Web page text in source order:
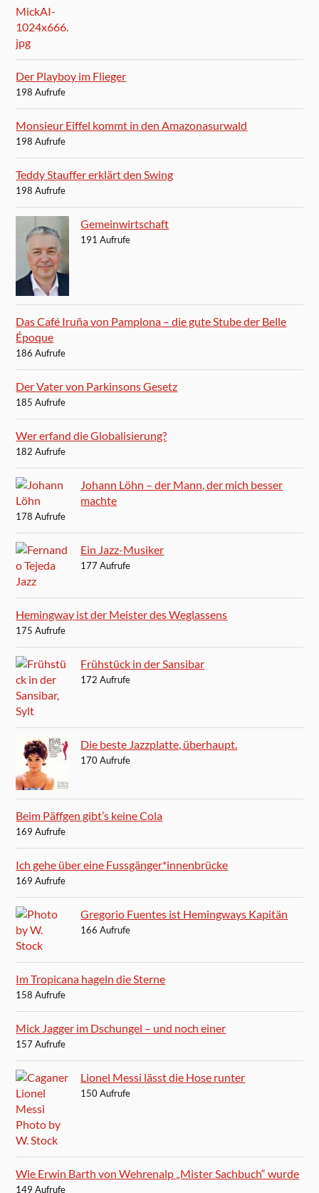
Der Playboy im Flieger
198 Aufrufe
Monsieur Eiffel kommt in den Amazonasurwald
198 Aufrufe
Teddy Stauffer erklärt den Swing
198 Aufrufe
Gemeinwirtschaft
191 Aufrufe
Das Café Iruña von Pamplona – die gute Stube der Belle
Époque
186 Aufrufe
Der Vater von Parkinsons Gesetz
185 Aufrufe
Wer erfand die Globalisierung?
182 Aufrufe
Johann Löhn – der Mann, der mich besser
machte
178 Aufrufe
Ein Jazz-Musiker
177 Aufrufe
Hemingway ist der Meister des Weglassens
175 Aufrufe
Frühstück in der Sansibar
172 Aufrufe
Die beste Jazzplatte, überhaupt.
170 Aufrufe
Beim Päffgen gibt’s keine Cola
169 Aufrufe
Ich gehe über eine Fussgänger*innenbrücke
169 Aufrufe
Gregorio Fuentes ist Hemingways Kapitän
166 Aufrufe
Im Tropicana hageln die Sterne
158 Aufrufe
Mick Jagger im Dschungel – und noch einer
157 Aufrufe
Lionel Messi lässt die Hose runter
150 Aufrufe
Wie Erwin Barth von Wehrenalp „Mister Sachbuch“ wurde
149 Aufrufe